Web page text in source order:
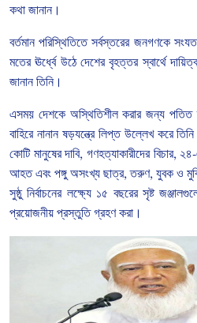
কথা জানান।
বর্তমান পরিস্থিতিতে সর্বস্তরের জনগণকে সংযত
মতের ঊর্ধ্বে উঠে দেশের বৃহত্তর স্বার্থে
জানান তিনি।
এসময় দেশকে অস্থিতিশীল করার জন্য পতিত
বাহিরে নানান ষড়যন্ত্রে লিপ্ত উল্লেখ করে তিনি
কোটি মানুষের দাবি, গণহত্যাকারীদের বিচার, ২৪-
আহত এবং পঙ্গু অসংখ্য ছাত্র,তরুণ, যুবক ও
সুষ্ঠু নির্বাচনের লক্ষ্যে ১৫ বছরের সৃষ্ট
প্রয়োজনীয় প্রস্তুতি গ্রহণ করা।